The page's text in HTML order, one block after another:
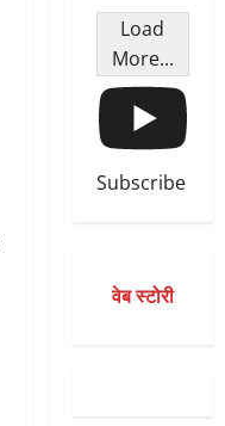
Load
More...
Subscribe
वेब स्टोरी